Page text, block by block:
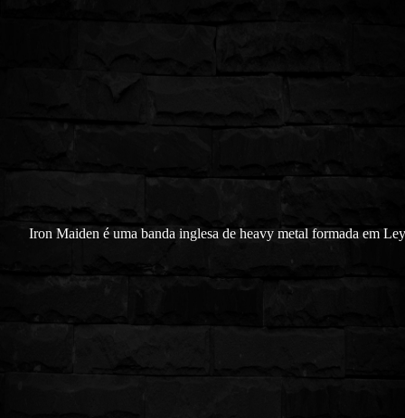
Iron Maiden é uma banda inglesa de heavy metal formada em